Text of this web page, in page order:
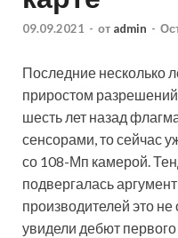
09.09.2021 - от admin -
Последние несколько
приростом
шесть лет назад
сенсорами, то сейчас
со 108-Мп камерой.
подвергалась
производителей это
увидели дебют